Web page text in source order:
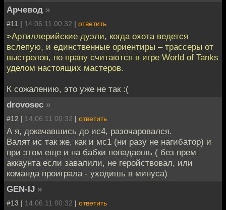
Арчевод »
#11 | 14.06.11 00:32 | ответить
>Артиллерийские дуэли, когда охота ведется
вслепую, и единственные ориентиры – трассеры от
выстрелов, по праву считаются в игре World of Tanks
уделом настоящих мастеров.
К сожалению, это уже не так :(
drovosec »
#12 | 14.06.11 00:32 | ответить
А я, докачавшись до ис4, разочаровался.
Валят ис так же, как и мс1 (ни разу не нагибатор) и
при этом еще и на бабки попадаешь ( без прем
аккаунта если завалили, не геройствовал, или
команда проиграла - уходишь в минуса)
GEN-IJ »
#13 | 14.06.11 00:32 | ответить